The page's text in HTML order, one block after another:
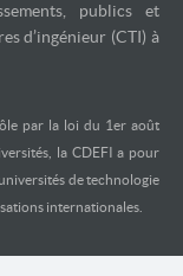
publics et
d’ingénieur (CTI) à
par la loi du 1er août
la CDEFI a pour
de technologie
internationales.